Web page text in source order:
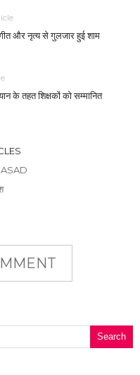
और नृत्य से गुलजार हुई शाम
के तहत शिक्षकों को सम्मानित